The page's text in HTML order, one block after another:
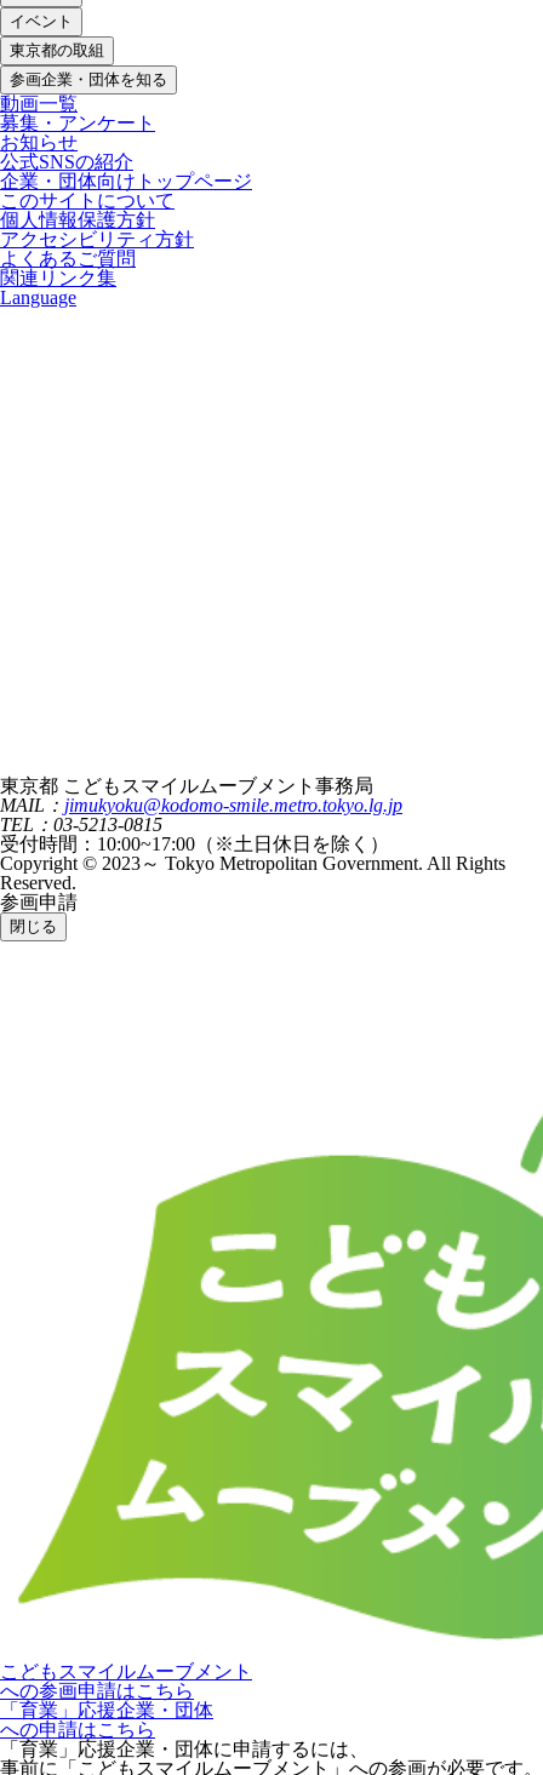
イベント
東京都の取組
参画企業・団体を知る
動画一覧
募集・アンケート
お知らせ
公式SNSの紹介
企業・団体向けトップページ
このサイトについて
個人情報保護方針
アクセシビリティ方針
よくあるご質問
関連リンク集
Language
東京都 こどもスマイルムーブメント事務局
MAIL： jimukyoku@kodomo-smile.metro.tokyo.lg.jp
TEL：03-5213-0815
受付時間：10:00~17:00（※土日休日を除く）
Copyright © 2023～ Tokyo Metropolitan Government. All Rights
Reserved.
参画申請
閉じる
こどもスマイルムーブメント
への参画申請はこちら
「育業」応援企業・団体
への申請はこちら
「育業」応援企業・団体に申請するには、
事前に「こどもスマイルムーブメント」への参画が必要です。